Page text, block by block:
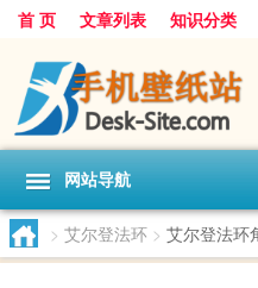
首 页 文章列表 知识分类
网站导航
> 艾尔登法环 > 艾尔登法环